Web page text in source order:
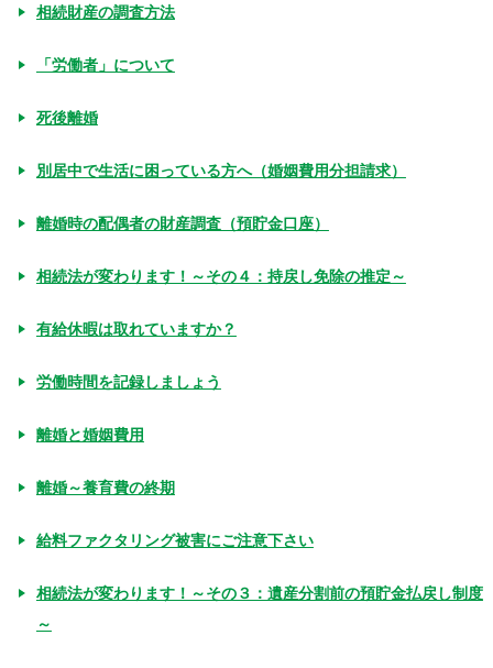
相続財産の調査方法
「労働者」について
死後離婚
別居中で生活に困っている方へ（婚姻費用分担請求）
離婚時の配偶者の財産調査（預貯金口座）
相続法が変わります！～その４：持戻し免除の推定～
有給休暇は取れていますか？
労働時間を記録しましょう
離婚と婚姻費用
離婚～養育費の終期
給料ファクタリング被害にご注意下さい
相続法が変わります！～その３：遺産分割前の預貯金払戻し制度
～